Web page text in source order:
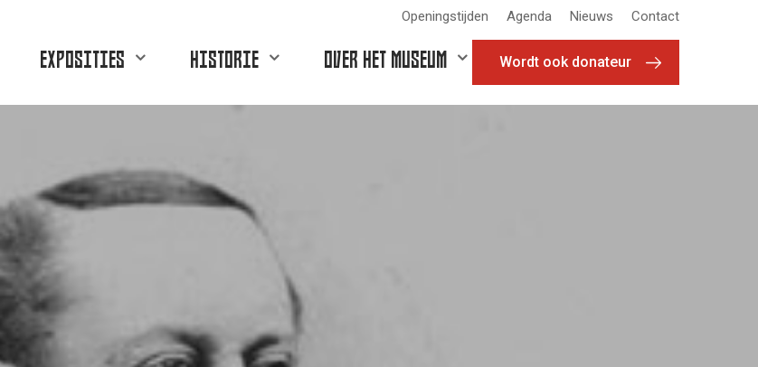
Openingstijden Agenda Nieuws Contact
EXPOSITIES HISTORIE OVER HET MUSEUM Wordt ook donateur